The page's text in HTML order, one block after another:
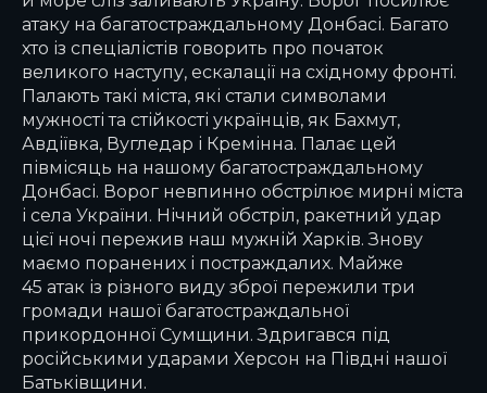
атаку на багатостраждальному Донбасі. Багато
хто із спеціалістів говорить про початок
великого наступу, ескалації на східному фронті.
Палають такі міста, які стали символами
мужності та стійкості українців, як Бахмут,
Авдіївка, Вугледар і Кремінна. Палає цей
півмісяць на нашому багатостраждальному
Донбасі. Ворог невпинно обстрілює мирні міста
і села України. Нічний обстріл, ракетний удар
цієї ночі пережив наш мужній Харків. Знову
маємо поранених і постраждалих. Майже
45 атак із різного виду зброї пережили три
громади нашої багатостраждальної
прикордонної Сумщини. Здригався під
російськими ударами Херсон на Півдні нашої
Батьківщини.